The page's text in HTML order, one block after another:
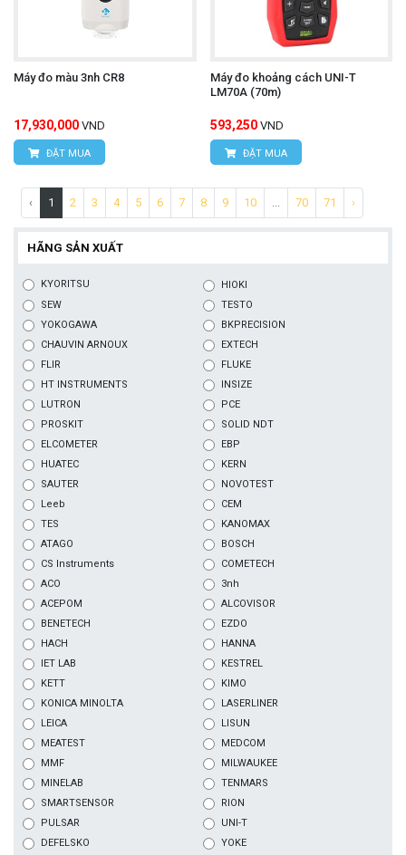
Máy đo màu 3nh CR8
17,930,000 VND
ĐẶT MUA
Máy đo khoảng cách UNI-T
LM70A (70m)
593,250 VND
ĐẶT MUA
‹ 1 2 3 4 5 6 7 8 9 10 70 71 ›
HÃNG SẢN XUẤT
KYORITSU
HIOKI
SEW
TESTO
YOKOGAWA
BKPRECISION
CHAUVIN ARNOUX
EXTECH
FLIR
FLUKE
HT INSTRUMENTS
INSIZE
LUTRON
PCE
PROSKIT
SOLID NDT
ELCOMETER
EBP
HUATEC
KERN
SAUTER
NOVOTEST
Leeb
CEM
TES
KANOMAX
ATAGO
BOSCH
CS Instruments
COMETECH
ACO
3nh
ACEPOM
ALCOVISOR
BENETECH
EZDO
HACH
HANNA
IET LAB
KESTREL
KETT
KIMO
KONICA MINOLTA
LASERLINER
LEICA
LISUN
MEATEST
MEDCOM
MMF
MILWAUKEE
MINELAB
TENMARS
SMARTSENSOR
RION
PULSAR
UNI-T
DEFELSKO
YOKE